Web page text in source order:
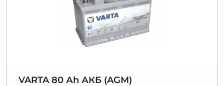
VARTA 80 Аh АКБ (AGM)